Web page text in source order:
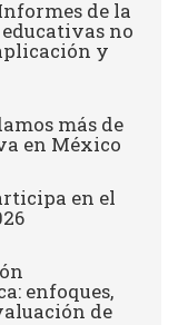
de la
no
y
más de
en México
en el
enfoques,
de